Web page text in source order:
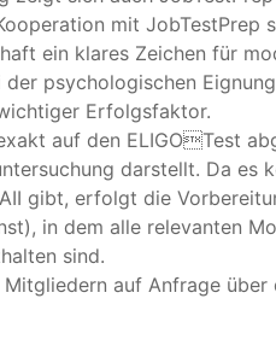
mit JobTestPrep
ein klares Zeichen für
psychologischen
Erfolgsfaktor.
auf den ELIGOTest
darstellt. Da es
gibt, erfolgt die
in dem alle relevanten
sind.
auf Anfrage über